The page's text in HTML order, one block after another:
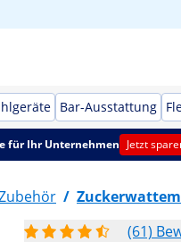
Bar-Ausstattung
für Ihr Unternehmen Jetzt
/
(61)